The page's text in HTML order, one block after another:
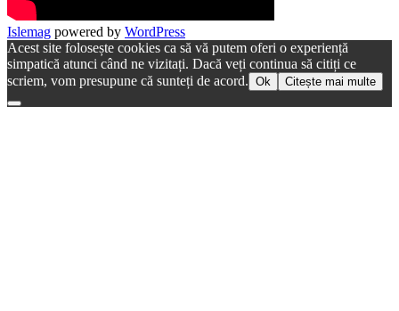
Islemag powered by WordPress
Acest site folosește cookies ca să vă putem oferi o experiență
simpatică atunci când ne vizitați. Dacă veți continua să citiți ce
scriem, vom presupune că sunteți de acord. Ok Citește mai multe